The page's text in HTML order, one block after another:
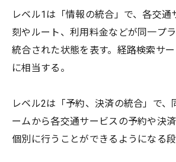
レベル1は「情報の統合」で、各交通
刻やルート、利用料金などが同一プ
統合された状態を表す。経路検索サ
に相当する。
レベル2は「予約、決済の統合」で、
ームから各交通サービスの予約や決
個別に行うことができるようになる段